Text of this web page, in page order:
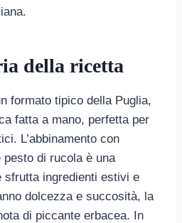
della ricetta
formato tipico della Puglia,
fatta a mano, perfetta per
L’abbinamento con
di rucola è una
sfrutta ingredienti estivi e
dolcezza e succosità, la
di piccante erbacea. In